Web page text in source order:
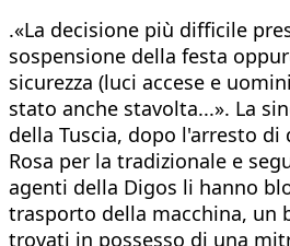
.«La decisione più difficile
sospensione della festa
sicurezza (luci accese e
stato anche stavolta...». La
della Tuscia, dopo l'arresto
Rosa per la tradizionale e
agenti della Digos li hanno
trasporto della macchina, un
trovati in possesso di una